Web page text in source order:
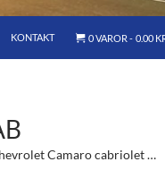
KONTAKT 0 VAROR 0.00
Camaro cabriolet …